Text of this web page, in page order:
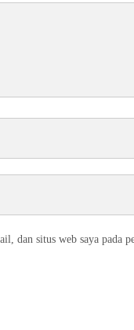
dan situs web saya pada